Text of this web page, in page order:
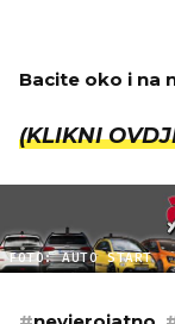
Bacite oko i na
(KLIKNI
FOTO: AUTO START